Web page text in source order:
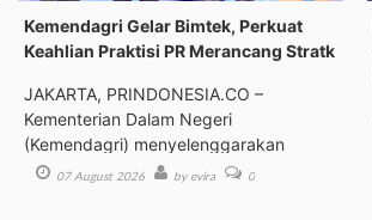
Kemendagri Gelar Bimtek, Perkuat
Keahlian Praktisi PR Merancang Stratk
JAKARTA, PRINDONESIA.CO –
Kementerian Dalam Negeri
(Kemendagri) menyelenggarakan
Bimbingan Tek
07 August 2026 by evira 0